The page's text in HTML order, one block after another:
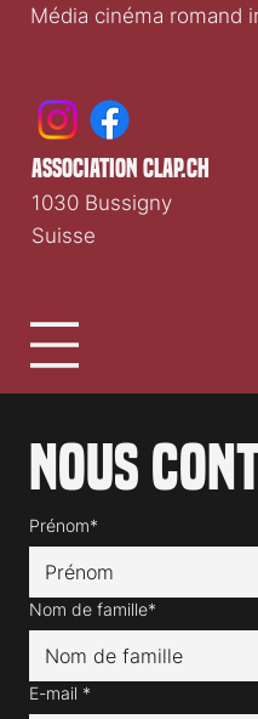
Média cinéma romand
Nous
Prénom*
Nom de famille*
E-mail *
association clap.ch
1030 Bussigny
Suisse